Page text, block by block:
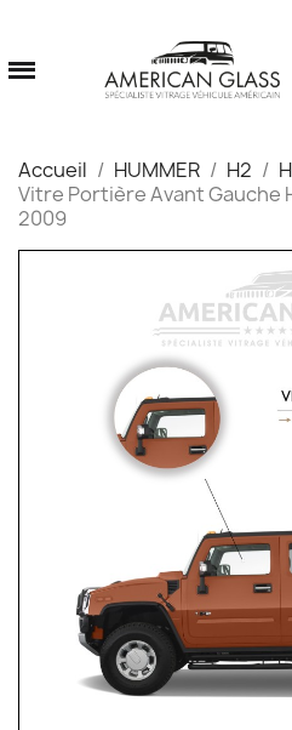
Accueil HUMMER H2
Vitre Portière Avant Gauche
2009